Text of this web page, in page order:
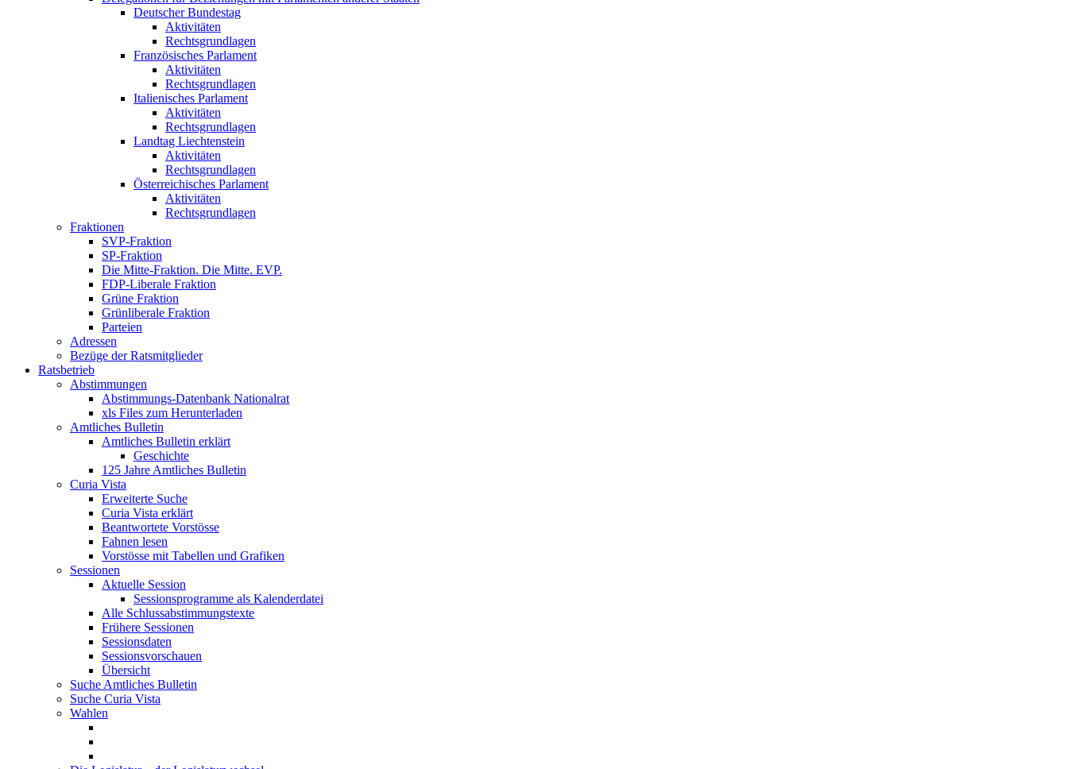
Deutscher Bundestag
Aktivitäten
Rechtsgrundlagen
Französisches Parlament
Aktivitäten
Rechtsgrundlagen
Italienisches Parlament
Aktivitäten
Rechtsgrundlagen
Landtag Liechtenstein
Aktivitäten
Rechtsgrundlagen
Österreichisches Parlament
Aktivitäten
Rechtsgrundlagen
Fraktionen
SVP-Fraktion
SP-Fraktion
Die Mitte-Fraktion. Die Mitte. EVP.
FDP-Liberale Fraktion
Grüne Fraktion
Grünliberale Fraktion
Parteien
Adressen
Bezüge der Ratsmitglieder
Ratsbetrieb
Abstimmungen
Abstimmungs-Datenbank Nationalrat
xls Files zum Herunterladen
Amtliches Bulletin
Amtliches Bulletin erklärt
Geschichte
125 Jahre Amtliches Bulletin
Curia Vista
Erweiterte Suche
Curia Vista erklärt
Beantwortete Vorstösse
Fahnen lesen
Vorstösse mit Tabellen und Grafiken
Sessionen
Aktuelle Session
Sessionsprogramme als Kalenderdatei
Alle Schlussabstimmungstexte
Frühere Sessionen
Sessionsdaten
Sessionsvorschauen
Übersicht
Suche Amtliches Bulletin
Suche Curia Vista
Wahlen